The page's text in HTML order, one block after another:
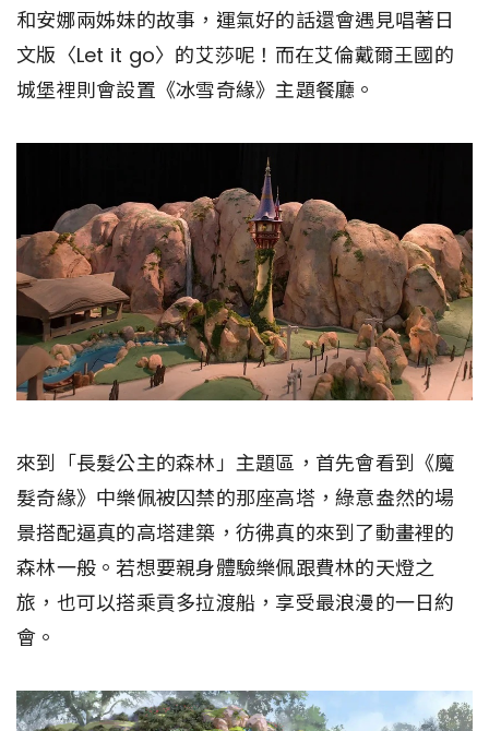
和安娜兩姊妹的故事，運氣好的話還會遇見唱著日
文版〈Let it go〉的艾莎呢！而在艾倫戴爾王國的
城堡裡則會設置《冰雪奇緣》主題餐廳。
來到「長髮公主的森林」主題區，首先會看到《魔
髮奇緣》中樂佩被囚禁的那座高塔，綠意盎然的場
景搭配逼真的高塔建築，彷彿真的來到了動畫裡的
森林一般。若想要親身體驗樂佩跟費林的天燈之
旅，也可以搭乘貢多拉渡船，享受最浪漫的一日約
會。